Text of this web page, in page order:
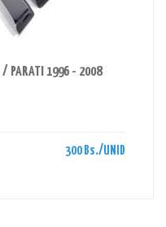
/ PARATI 1996 - 2008
300 Bs./UNID